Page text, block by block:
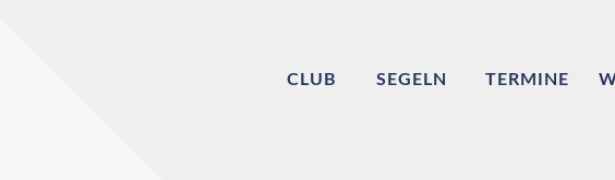
CLUB SEGELN TERMINE